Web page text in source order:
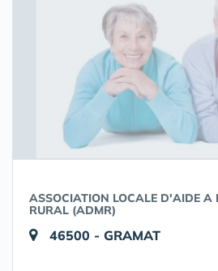
ASSOCIATION LOCALE D'AIDE A
RURAL (ADMR)
46500 - GRAMAT